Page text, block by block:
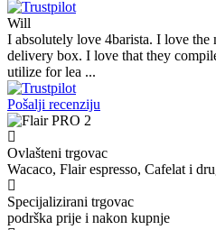
Will
I absolutely love 4barista. I love the
delivery box. I love that they
utilize for lea ...
Pošalji recenziju
Ovlašteni trgovac
Wacaco, Flair espresso, Cafelat i
Specijalizirani trgovac
podrška prije i nakon kupnje